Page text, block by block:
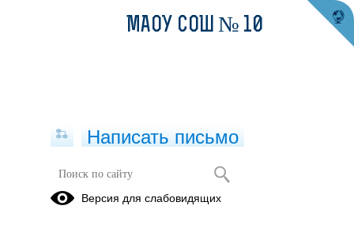
Мониторинг качества образования
МАОУ СОШ № 10
Написать письмо
Версия для слабовидящих